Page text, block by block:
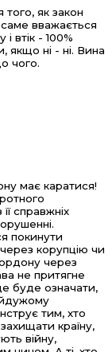
як закон
вважається
втік - 100%
якщо ні - ні. Вина
чого.
має каратися!
справжніх
покинути
корупцію чи
через
не притягне
буде означати,
тим, хто
країну,
війну,